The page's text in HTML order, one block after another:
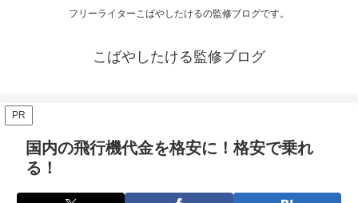
フリーライターこばやしたけるの監修ブログです。
こばやしたける監修ブログ
PR
国内の飛行機代金を格安に！格安で乗れ
る！